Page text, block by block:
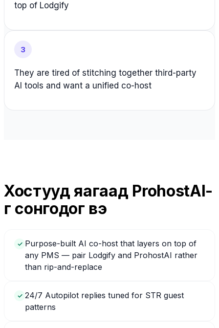
top of Lodgify
3
They are tired of stitching together third-party
AI tools and want a unified co-host
Хостууд яагаад ProhostAI-
г сонгодог вэ
✓ Purpose-built AI co-host that layers on top of
any PMS — pair Lodgify and ProhostAI rather
than rip-and-replace
✓ 24/7 Autopilot replies tuned for STR guest
patterns